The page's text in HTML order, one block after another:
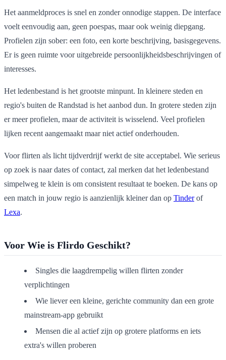
Het aanmeldproces is snel en zonder onnodige stappen. De interface
voelt eenvoudig aan, geen poespas, maar ook weinig diepgang.
Profielen zijn sober: een foto, een korte beschrijving, basisgegevens.
Er is geen ruimte voor uitgebreide persoonlijkheidsbeschrijvingen of
interesses.
Het ledenbestand is het grootste minpunt. In kleinere steden en
regio's buiten de Randstad is het aanbod dun. In grotere steden zijn
er meer profielen, maar de activiteit is wisselend. Veel profielen
lijken recent aangemaakt maar niet actief onderhouden.
Voor flirten als licht tijdverdrijf werkt de site acceptabel. Wie serieus
op zoek is naar dates of contact, zal merken dat het ledenbestand
simpelweg te klein is om consistent resultaat te boeken. De kans op
een match in jouw regio is aanzienlijk kleiner dan op Tinderof
Lexa.
Voor Wie is Flirdo Geschikt?
Singles die laagdrempelig willen flirten zonder
verplichtingen
Wie liever een kleine, gerichte community dan een grote
mainstream-app gebruikt
Mensen die al actief zijn op grotere platforms en iets
extra's willen proberen